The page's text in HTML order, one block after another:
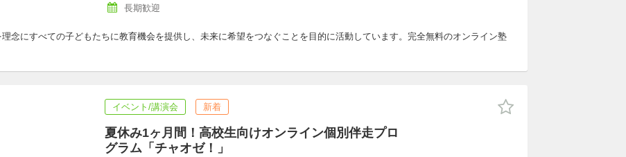
長期歓迎
念にすべての子どもたちに教育機会を提供し、未来に希望をつなぐことを目的に活動しています。完全無料のオンライン塾
イベント/講演会 新着
夏休み1ヶ月間！高校生向けオンライン個別伴走プロ
グラム「チャオゼ！」